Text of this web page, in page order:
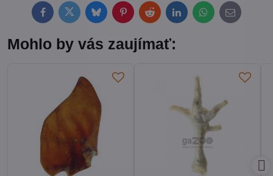
FacebookTwitterBlueskyPinterestRedditLinkedInWhatsApp
E-
mail
Mohlo by vás zaujímať: